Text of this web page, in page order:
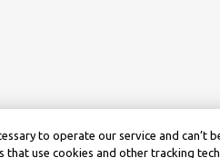
to operate our service and can’t
use cookies and other tracking